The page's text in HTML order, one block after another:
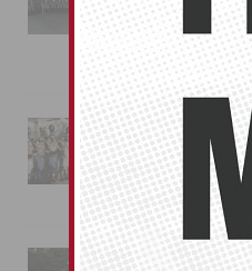
Almoradí en
jornada festera
02/08/2026
La magia de la
conquista las
Almoradí
01/08/2026
La fiesta se